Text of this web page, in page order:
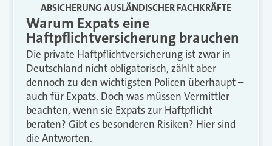
ABSICHERUNG AUSLÄNDISCHER FACHKRÄFTE
Warum Expats eine
Haftpflichtversicherung brauchen
Die private Haftpflichtversicherung ist zwar in
Deutschland nicht obligatorisch, zählt aber
dennoch zu den wichtigsten Policen überhaupt –
auch für Expats. Doch was müssen Vermittler
beachten, wenn sie Expats zur Haftpflicht
beraten? Gibt es besonderen Risiken? Hier sind
die Antworten.